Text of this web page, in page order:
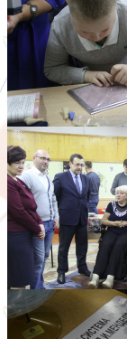
pic0108_011
pic0108_012